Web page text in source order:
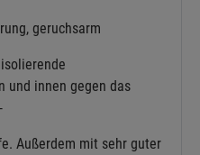
geruchsarm
und innen gegen das
Außerdem mit sehr guter